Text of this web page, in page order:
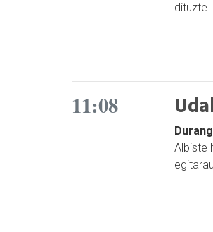
dituzte.
11:08
Albiste